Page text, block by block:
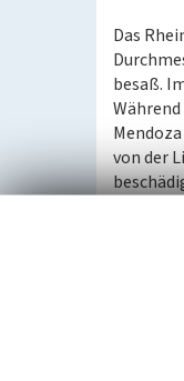
Das
besaß.
von der
Noch
ein
bauten
Die
Von